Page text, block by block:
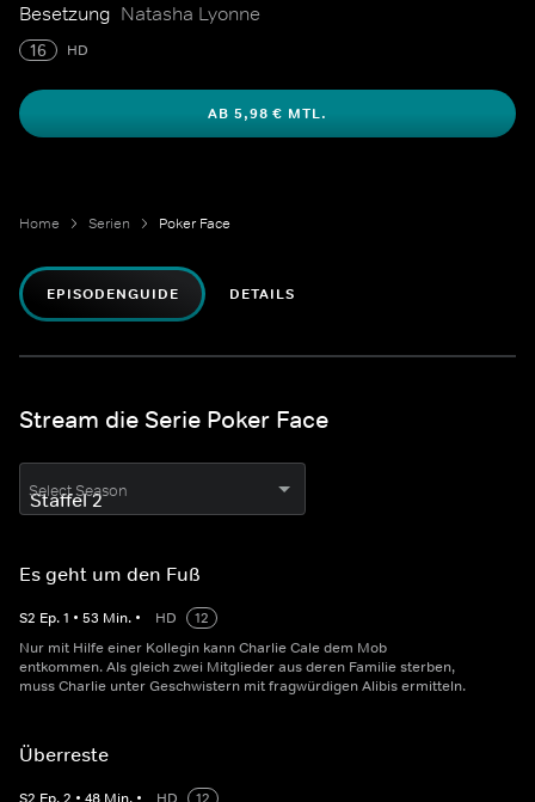
Besetzung Natasha Lyonne
16 HD
AB 5,98 € MTL.
Home Serien Poker Face
EPISODENGUIDE DETAILS
Stream die Serie Poker Face
Select Season
Es geht um den Fuß
S2 Ep.1 • 53 Min. • HD
12
Nur mit Hilfe einer Kollegin kann Charlie Cale dem Mob
entkommen. Als gleich zwei Mitglieder aus deren Familie sterben,
muss Charlie unter Geschwistern mit fragwürdigen Alibis ermitteln.
Überreste